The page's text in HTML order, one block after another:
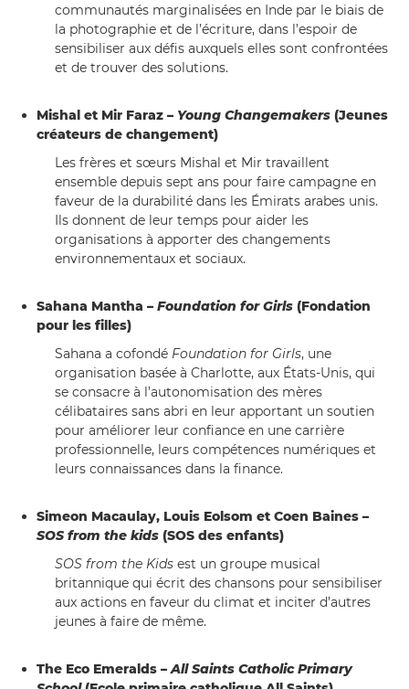
communautés marginalisées en Inde par le biais de
la photographie et de l’écriture, dans l’espoir de
sensibiliser aux défis auxquels elles sont confrontées
et de trouver des solutions.
Mishal et Mir Faraz – Young Changemakers (Jeunes
créateurs de changement)
Les frères et sœurs Mishal et Mir travaillent
ensemble depuis sept ans pour faire campagne en
faveur de la durabilité dans les Émirats arabes unis.
Ils donnent de leur temps pour aider les
organisations à apporter des changements
environnementaux et sociaux.
Sahana Mantha – Foundation for Girls (Fondation
pour les filles)
Sahana a cofondé Foundation for Girls, une
organisation basée à Charlotte, aux États-Unis, qui
se consacre à l’autonomisation des mères
célibataires sans abri en leur apportant un soutien
pour améliorer leur confiance en une carrière
professionnelle, leurs compétences numériques et
leurs connaissances dans la finance.
Simeon Macaulay, Louis Eolsom et Coen Baines –
SOS from the kids (SOS des enfants)
SOS from the Kids est un groupe musical
britannique qui écrit des chansons pour sensibiliser
aux actions en faveur du climat et inciter d’autres
jeunes à faire de même.
The Eco Emeralds –All Saints Catholic Primary